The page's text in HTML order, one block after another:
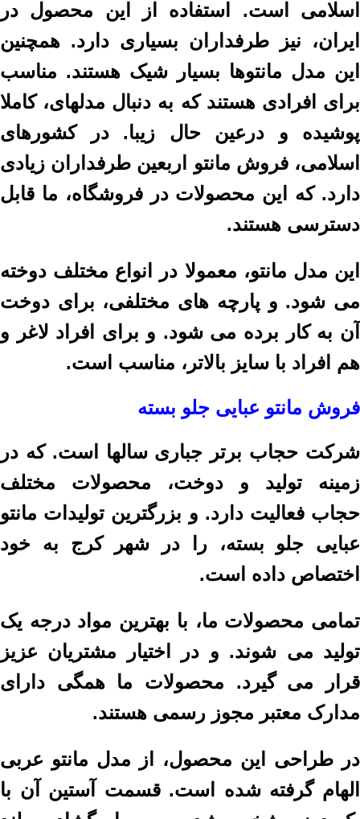
اسلامی است. استفاده از این محصول در
ایران، نیز طرفداران بسیاری دارد. همچنین
این مدل مانتوها بسیار شیک هستند. مناسب
برای افرادی هستند که به دنبال مدلهای، کاملا
پوشیده و درعین حال زیبا. در کشورهای
اسلامی، فروش مانتو اربعین طرفداران زیادی
دارد. که این محصولات در فروشگاه، ما قابل
دسترسی هستند.
این مدل مانتو، معمولا در انواع مختلف دوخته
می شود. و پارچه های مختلفی، برای دوخت
آن به کار برده می شود. و برای افراد لاغر و
هم افراد با سایز بالاتر، مناسب است.
فروش مانتو عبایی جلو بسته
شرکت حجاب برتر جباری سالها است. که در
زمینه تولید و دوخت، محصولات مختلف
حجاب فعالیت دارد. و بزرگترین تولیدات مانتو
عبایی جلو بسته، را در شهر کرج به خود
اختصاص داده است.
تمامی محصولات ما، با بهترین مواد درجه یک
تولید می شوند. و در اختیار مشتریان عزیز
قرار می گیرد. محصولات ما همگی دارای
مدارک معتبر مجوز رسمی هستند.
در طراحی این محصول، از مدل مانتو عربی
الهام گرفته شده است. قسمت آستین آن با